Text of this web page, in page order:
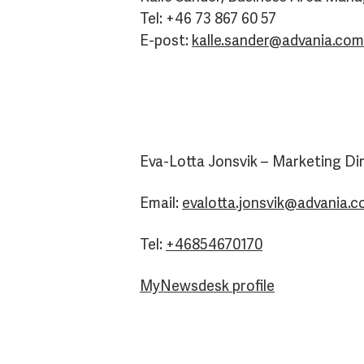
Tel: +46 73 867 60 57
E-post: kalle.sander@advania.com
Eva-Lotta Jonsvik – Marketing
Email:
Tel: +46854670170
MyNewsdesk profile